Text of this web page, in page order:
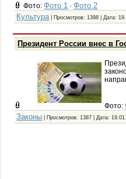
Фото:Фото 1 ·Фото 2
Культура | Просмотров: 1398 | Дата:
Президент России внес в
Фото:
Законы | Просмотров: 1387 | Дата: